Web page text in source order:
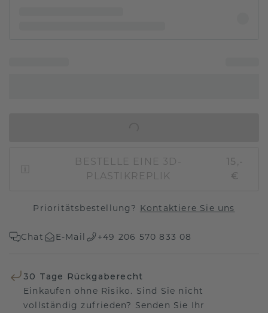
BESTELLE EINE 3D-
PLASTIKREPLIK
15,-
€
Prioritätsbestellung? Kontaktiere Sie uns
Chat E-Mail +49 206 570 833 08
30 Tage Rückgaberecht
Einkaufen ohne Risiko. Sind Sie nicht
vollständig zufrieden? Senden Sie Ihr